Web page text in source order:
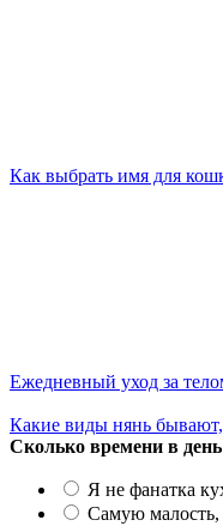
Как выбрать имя для
Ежедневный уход за
Какие виды нянь бывают,
Сколько времени в
Я не фанатка
Самую малость,